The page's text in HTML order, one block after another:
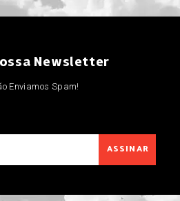
Newsletter
Enviamos Spam!
ASSINAR